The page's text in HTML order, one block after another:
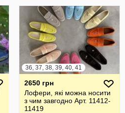
36, 37, 38, 39, 40, 41
2650 грн
Лофери, які можна носити
з чим завгодно Арт. 11412-
11419